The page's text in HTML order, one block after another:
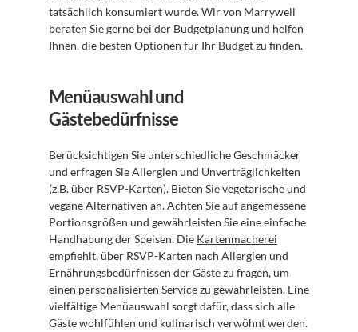
tatsächlich konsumiert wurde. Wir von Marrywell
beraten Sie gerne bei der Budgetplanung und helfen
Ihnen, die besten Optionen für Ihr Budget zu finden.
Menüauswahl und
Gästebedürfnisse
Berücksichtigen Sie unterschiedliche Geschmäcker
und erfragen Sie Allergien und Unverträglichkeiten
(z.B. über RSVP-Karten). Bieten Sie vegetarische und
vegane Alternativen an. Achten Sie auf angemessene
Portionsgrößen und gewährleisten Sie eine einfache
Handhabung der Speisen. Die Kartenmacherei
empfiehlt, über RSVP-Karten nach Allergien und
Ernährungsbedürfnissen der Gäste zu fragen, um
einen personalisierten Service zu gewährleisten. Eine
vielfältige Menüauswahl sorgt dafür, dass sich alle
Gäste wohlfühlen und kulinarisch verwöhnt werden.